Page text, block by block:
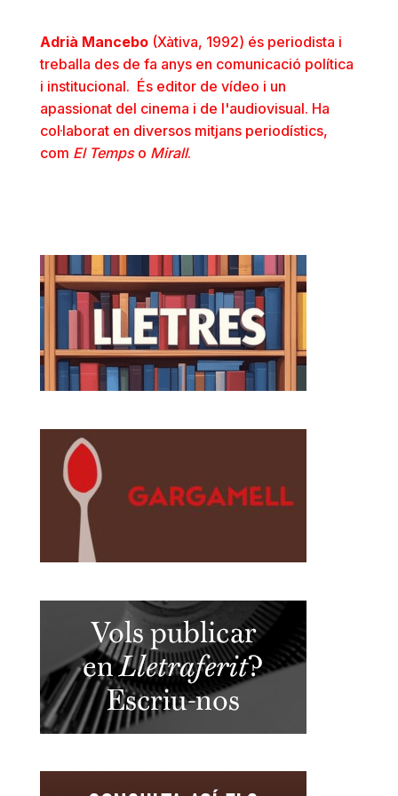
Adrià Mancebo(Xàtiva, 1992) és periodista i
treballa des de fa anys en comunicació política
i institucional. És editor de vídeo i un
apassionat del cinema i de l'audiovisual. Ha
col·laborat en diversos mitjans periodístics,
com El Tempso Mirall.